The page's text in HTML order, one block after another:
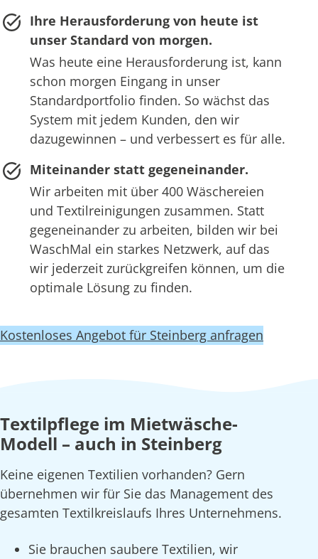
Ihre Herausforderung von heute ist
unser Standard von morgen.
Was heute eine Herausforderung ist, kann
schon morgen Eingang in unser
Standardportfolio finden. So wächst das
System mit jedem Kunden, den wir
dazugewinnen – und verbessert es für alle.
Miteinander statt gegeneinander.
Wir arbeiten mit über 400 Wäschereien
und Textilreinigungen zusammen. Statt
gegeneinander zu arbeiten, bilden wir bei
WaschMal ein starkes Netzwerk, auf das
wir jederzeit zurückgreifen können, um die
optimale Lösung zu finden.
Kostenloses Angebot für Steinberg anfragen
Textilpflege im Mietwäsche-
Modell – auch in Steinberg
Keine eigenen Textilien vorhanden? Gern
übernehmen wir für Sie das Management des
gesamten Textilkreislaufs Ihres Unternehmens.
Sie brauchen saubere Textilien, wir